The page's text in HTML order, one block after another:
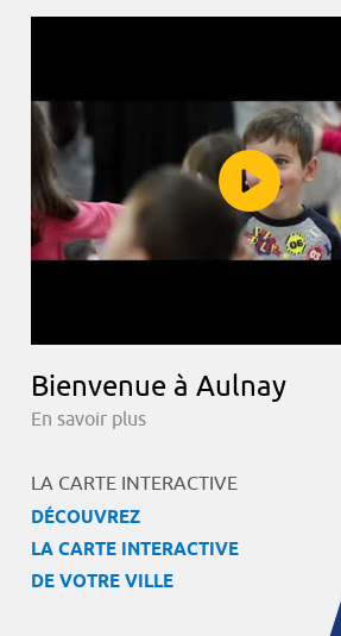
Bienvenue à Aulnay
En savoir plus
LA CARTE INTERACTIVE
DÉCOUVREZ
LA CARTE INTERACTIVE
DE VOTRE VILLE